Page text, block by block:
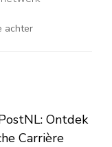
achterop
Ontdek
Carrière